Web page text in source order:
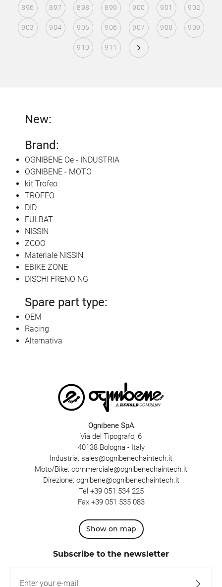
896 897 898 899 900 901 902
903 904 905 906 907 908 909
910 911
New:
Brand:
OGNIBENE Oe - INDUSTRIA
OGNIBENE - MOTO
kit Trofeo
TROFEO
DID
FULBAT
NISSIN
ZCOO
Materiale NISSIN
EBIKE ZONE
DISCHI FRENO NG
Spare part type:
OEM
Racing
Alternativa
Ognibene SpA
Via del Tipografo, 6
40138 Bologna - Italy
Industria: sales@ognibenechaintech.it
Moto/Bike: commerciale@ognibenechaintech.it
Direzione: ognibene@ognibenechaintech.it
Tel +39 051 534 225
Fax +39 051 535 083
Show on map
Subscribe to the newsletter